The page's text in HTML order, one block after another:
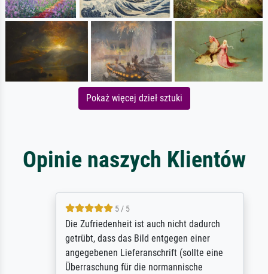
Pokaż więcej dzieł sztuki
Opinie naszych Klientów
5 / 5
Die Zufriedenheit ist auch nicht dadurch
getrübt, dass das Bild entgegen einer
angegebenen Lieferanschrift (sollte eine
Überraschung für die normannische